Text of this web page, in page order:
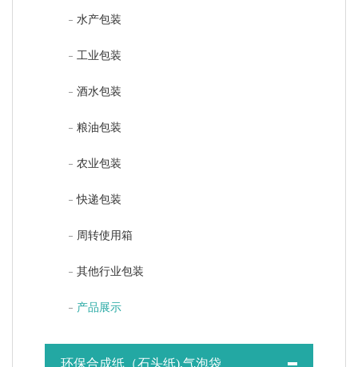
水产包装
工业包装
酒水包装
粮油包装
农业包装
快递包装
周转使用箱
其他行业包装
产品展示
环保合成纸（石头纸),气泡袋